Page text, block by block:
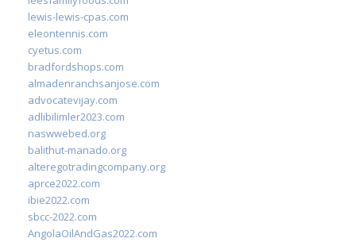
lewis-lewis-cpas.com
eleontennis.com
cyetus.com
bradfordshops.com
almadenranchsanjose.com
advocatevijay.com
adlibilimler2023.com
naswwebed.org
balithut-manado.org
alteregotradingcompany.org
aprce2022.com
ibie2022.com
sbcc-2022.com
AngolaOilAndGas2022.com